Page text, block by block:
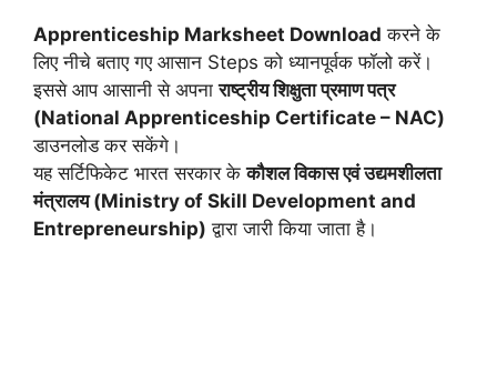
Apprenticeship Marksheet Download करने के
लिए नीचे बताए गए आसान Steps को ध्यानपूर्वक फॉलो करें।
इससे आप आसानी से अपनाराष्ट्रीय शिक्षुता प्रमाण पत्र
(National Apprenticeship Certificate – NAC)
डाउनलोड कर सकेंगे।
यह सर्टिफिकेट भारत सरकार केकौशल विकास एवं उद्यमशीलता
मंत्रालय (Ministry of Skill Development and
Entrepreneurship) द्वारा जारी किया जाता है।